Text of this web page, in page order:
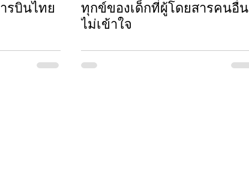
รบินไทย
ทุกข์ของเด็กที่ผู้โดยสารคนอื่น
ไม่เข้าใจ